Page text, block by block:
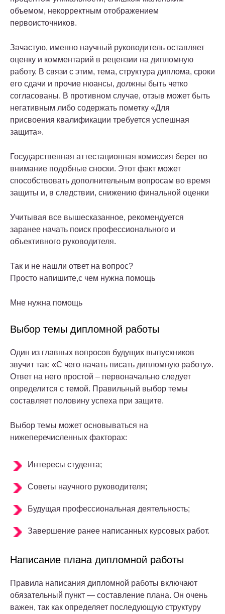
объемом, некорректным отображением
первоисточников.
Зачастую, именно научный руководитель оставляет
оценку и комментарий в рецензии на дипломную
работу. В связи с этим, тема, структура диплома, сроки
его сдачи и прочие нюансы, должны быть четко
согласованы. В противном случае, отзыв может быть
негативным либо содержать пометку «Для
присвоения квалификации требуется успешная
защита».
Государственная аттестационная комиссия берет во
внимание подобные сноски. Этот факт может
способствовать дополнительным вопросам во время
защиты и, в следствии, снижению финальной оценки
Учитывая все вышесказанное, рекомендуется
заранее начать поиск профессионального и
объективного руководителя.
Так и не нашли ответ на вопрос?
Просто напишите,с чем нужна помощь
Мне нужна помощь
Выбор темы дипломной работы
Один из главных вопросов будущих выпускников
звучит так: «С чего начать писать дипломную работу».
Ответ на него простой – первоначально следует
определится с темой. Правильный выбор темы
составляет половину успеха при защите.
Выбор темы может основываться на
нижеперечисленных факторах:
Интересы студента;
Советы научного руководителя;
Будущая профессиональная деятельность;
Завершение ранее написанных курсовых работ.
Написание плана дипломной работы
Правила написания дипломной работы включают
обязательный пункт — составление плана. Он очень
важен, так как определяет последующую структуру